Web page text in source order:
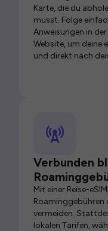
Karte, die du
musst. Folge
Anweisungen in
Website, um deine
und direkt nach
Verbunden
Mit einer Reise-
Roaminggebühren
vermeiden.
lokalen Tarifen,